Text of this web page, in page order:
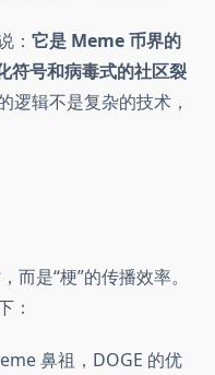
： 它是 Meme 币界的
符号和病毒式的社区裂
逻辑不是复杂的技术，
是“梗”的传播效率。
：
鼻祖，DOGE 的优